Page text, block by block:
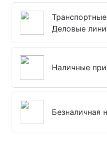
Деловые
Наличные
Безналичная